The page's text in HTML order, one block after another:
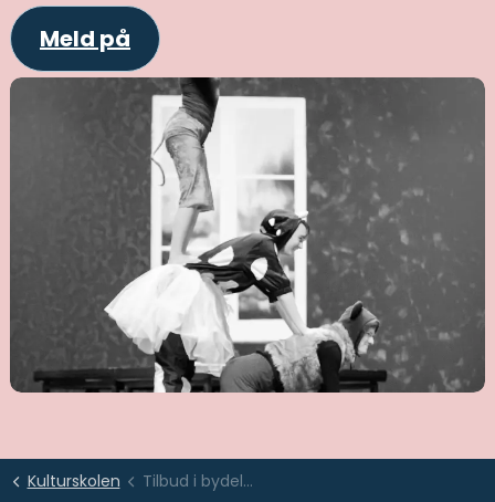
Meld på
Kulturskolen Tilbud i bydelene